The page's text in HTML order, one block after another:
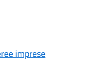
imprese